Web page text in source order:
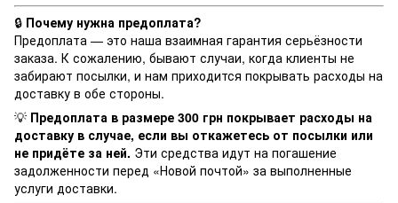
🔒 Почему нужна предоплата?
Предоплата — это наша взаимная гарантия серьёзности
заказа. К сожалению, бывают случаи, когда клиенты не
забирают посылки, и нам приходится покрывать расходы на
доставку в обе стороны.
💡 Предоплата в размере 300 грн покрывает расходы на
доставку в случае, если вы откажетесь от посылки или
не придёте за ней. Эти средства идут на погашение
задолженности перед «Новой почтой» за выполненные
услуги доставки.